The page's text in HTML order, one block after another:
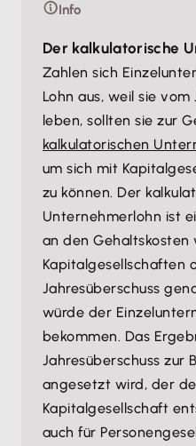
Info
Der kalkulatorische
Zahlen sich
Lohn aus, weil sie vom
leben, sollten sie zur
kalkulatorischen
um sich mit
zu können. Der
Unternehmerlohn ist
an den Gehaltskosten
Kapitalgesellschaften
Jahresüberschuss
würde der
bekommen. Das
Jahresüberschuss zur
angesetzt wird, der
Kapitalgesellschaft
auch für